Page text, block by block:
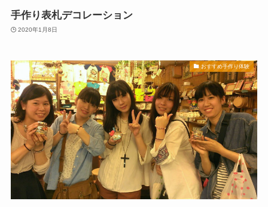
手作り表札デコレーション
2020年1月8日
おすすめ手作り体験